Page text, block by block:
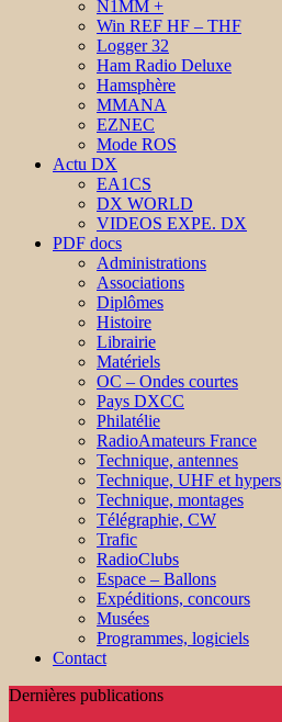
N1MM +
Win REF HF – THF
Logger 32
Ham Radio Deluxe
Hamsphère
MMANA
EZNEC
Mode ROS
Actu DX
EA1CS
DX WORLD
VIDEOS EXPE. DX
PDF docs
Administrations
Associations
Diplômes
Histoire
Librairie
Matériels
OC – Ondes courtes
Pays DXCC
Philatélie
RadioAmateurs France
Technique, antennes
Technique, UHF et hypers
Technique, montages
Télégraphie, CW
Trafic
RadioClubs
Espace – Ballons
Expéditions, concours
Musées
Programmes, logiciels
Contact
Dernières publications